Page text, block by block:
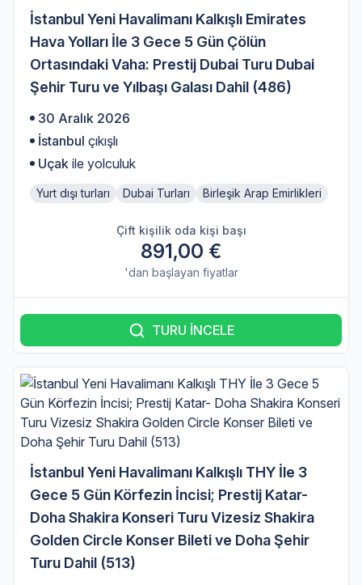
İstanbul Yeni Havalimanı Kalkışlı Emirates
Hava Yolları İle 3 Gece 5 Gün Çölün
Ortasındaki Vaha: Prestij Dubai Turu Dubai
Şehir Turu ve Yılbaşı Galası Dahil (486)
30 Aralık 2026
İstanbul çıkışlı
Uçak ile yolculuk
Yurt dışı turları Dubai Turları Birleşik Arap Emirlikleri
Çift kişilik oda kişi başı
891,00 €
'dan başlayan fiyatlar
TURU İNCELE
İstanbul Yeni Havalimanı Kalkışlı THY İle 3
Gece 5 Gün Körfezin İncisi; Prestij Katar-
Doha Shakira Konseri Turu Vizesiz Shakira
Golden Circle Konser Bileti ve Doha Şehir
Turu Dahil (513)